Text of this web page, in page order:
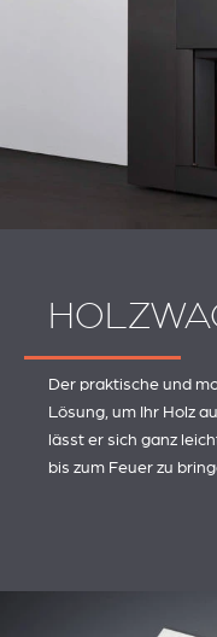
Der praktische und
Lösung, um Ihr Holz
lässt er sich ganz
bis zum Feuer zu